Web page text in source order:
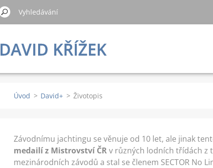
DAVID KŘÍŽEK
Úvod > David+ > Životopis
Závodnímu jachtingu se věnuje od 10 let, ale jinak
medailí z Mistrovství ČRv různých lodních třídách z
mezinárodních závodů a stal se členem SECTOR No